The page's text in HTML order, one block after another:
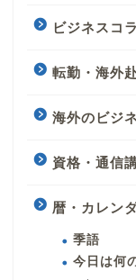
ビジネスコ
転勤・海外
海外のビジ
資格・通信
暦・カレン
季語
今日は何